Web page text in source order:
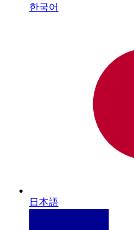
한국어
日本語